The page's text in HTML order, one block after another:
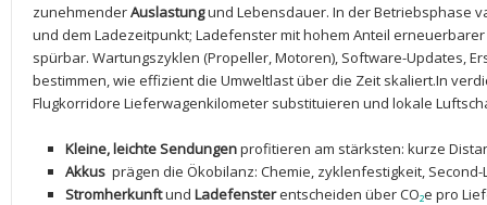
⁢zunehmenderAuslastungund Lebensdauer. In der⁢ Betriebsphase
und ⁢dem Ladezeitpunkt; Ladefenster mit hohem Anteil
spürbar. Wartungszyklen (Propeller,‌ Motoren), Software-Updates,
bestimmen, wie effizient die Umweltlast über die Zeit skaliert.In⁣
Flugkorridore‌ Lieferwagenkilometer ‍substituieren​ und lokale
Kleine, leichte Sendungenprofitieren⁢ am stärksten: kurze
Akkus prägen die Ökobilanz: Chemie, zyklenfestigkeit,⁣
Stromherkunftund Ladefensterentscheiden über CO₂e pro